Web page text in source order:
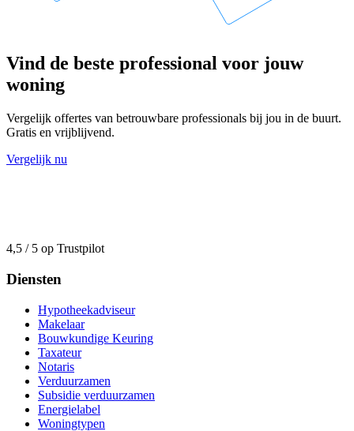
Vind de beste professional voor jouw
woning
Vergelijk offertes van betrouwbare professionals bij jou in de buurt.
Gratis en vrijblijvend.
Vergelijk nu
4,5 / 5 op Trustpilot
Diensten
Hypotheekadviseur
Makelaar
Bouwkundige Keuring
Taxateur
Notaris
Verduurzamen
Subsidie verduurzamen
Energielabel
Woningtypen